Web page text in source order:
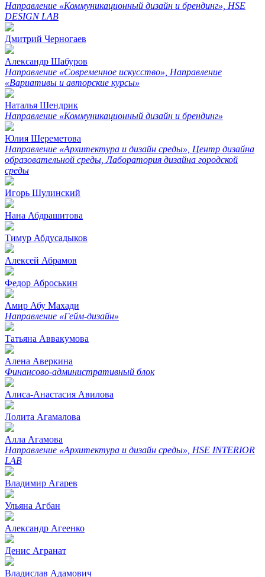
Направление «Коммуникационный дизайн и брендинг», HSE
DESIGN LAB
Дмитрий Черногаев
Александр Шабуров
Направление «Современное искусство», Направление
«Вариативы и авторские курсы»
Наталья Шендрик
Направление «Коммуникационный дизайн и брендинг»
Юлия Шереметова
Направление «Архитектура и дизайн среды», Центр дизайна
образовательной среды, Лаборатория дизайна городской
среды
Игорь Шулинский
Нана Абдрашитова
Тимур Абдусадыков
Алексей Абрамов
Федор Аброськин
Амир Абу Махади
Направление «Гейм-дизайн»
Татьяна Аввакумова
Алена Аверкина
Финансово-административный блок
Алиса-Анастасия Авилова
Лолита Агамалова
Алла Агамова
Направление «Архитектура и дизайн среды», HSE INTERIOR
LAB
Владимир Агарев
Ульяна Агбан
Александр Агеенко
Денис Агранат
Владислав Адамович